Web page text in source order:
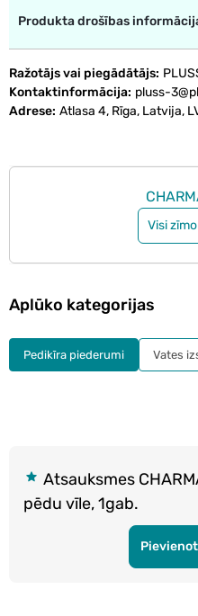
Produkta drošības
Ražotājs vai piegādātājs
Kontaktinformācija pluss-
Adrese Atlasa 4, Rīga, Latvija,
Visi
Atsauksmes
pēdu vīle, 1gab.
Aplūko kategorijas
Pedikīra piederumi Vates